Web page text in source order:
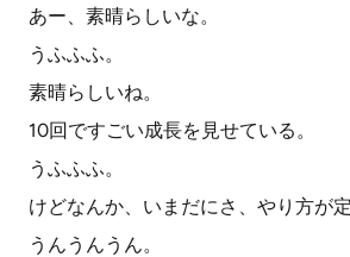
あー、素晴らしいな。
うふふふ。
素晴らしいね。
10回ですごい成長を見せている。
うふふふ。
けどなんか、いまだにさ、やり方が
うんうんうん。